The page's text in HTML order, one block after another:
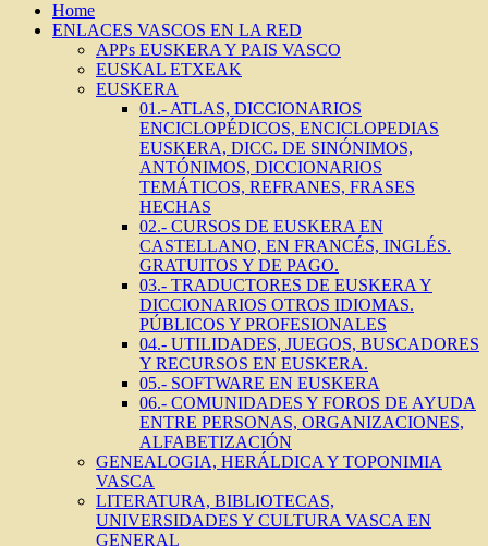
Home
ENLACES VASCOS EN LA RED
APPs EUSKERA Y PAIS VASCO
EUSKAL ETXEAK
EUSKERA
01.- ATLAS, DICCIONARIOS
ENCICLOPÉDICOS, ENCICLOPEDIAS
EUSKERA, DICC. DE SINÓNIMOS,
ANTÓNIMOS, DICCIONARIOS
TEMÁTICOS, REFRANES, FRASES
HECHAS
02.- CURSOS DE EUSKERA EN
CASTELLANO, EN FRANCÉS, INGLÉS.
GRATUITOS Y DE PAGO.
03.- TRADUCTORES DE EUSKERA Y
DICCIONARIOS OTROS IDIOMAS.
PÚBLICOS Y PROFESIONALES
04.- UTILIDADES, JUEGOS, BUSCADORES
Y RECURSOS EN EUSKERA.
05.- SOFTWARE EN EUSKERA
06.- COMUNIDADES Y FOROS DE AYUDA
ENTRE PERSONAS, ORGANIZACIONES,
ALFABETIZACIÓN
GENEALOGIA, HERÁLDICA Y TOPONIMIA
VASCA
LITERATURA, BIBLIOTECAS,
UNIVERSIDADES Y CULTURA VASCA EN
GENERAL